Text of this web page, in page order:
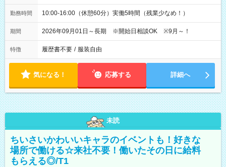
勤務時間 10:00-16:00（休憩60分）実働5時間（残業少なめ！）
期間 2026年09月01日～長期 ※開始日相談OK ※9月～！
特徴 履歴書不要 / 服装自由
気になる！ 応募する 詳細へ
未読
ちいさいかわいいキャラのイベントも！好きな
場所で働ける☆来社不要！働いたその日に給料
もらえる◎/T1